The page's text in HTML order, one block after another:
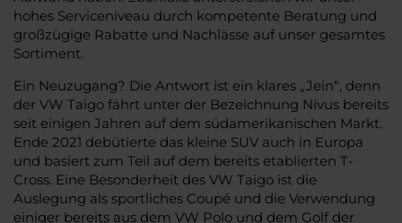
hohes Serviceniveau durch kompetente Beratung und
großzügige Rabatte und Nachlässe auf unser gesamtes
Sortiment.
Ein Neuzugang? Die Antwort ist ein klares „Jein“, denn
der VW Taigo fährt unter der Bezeichnung Nivus bereits
seit einigen Jahren auf dem südamerikanischen Markt.
Ende 2021 debütierte das kleine SUV auch in Europa
und basiert zum Teil auf dem bereits etablierten T-
Cross. Eine Besonderheit des VW Taigo ist die
Auslegung als sportliches Coupé und die Verwendung
einiger bereits aus dem VW Polo und dem Golf der